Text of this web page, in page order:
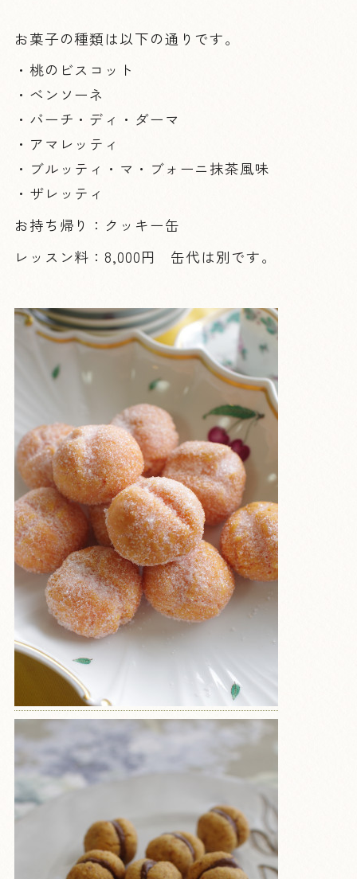
お菓子の種類は以下の通りです。
・桃のビスコット
・ベンソーネ
・バーチ・ディ・ダーマ
・アマレッティ
・ブルッティ・マ・ブォーニ抹茶風味
・ザレッティ
お持ち帰り：クッキー缶
レッスン料：8,000円 缶代は別です。